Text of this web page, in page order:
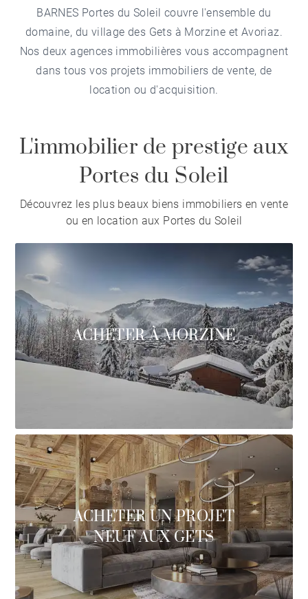
BARNES Portes du Soleil couvre l'ensemble du
domaine, du village des Gets à Morzine et Avoriaz.
Nos deux agences immobilières vous accompagnent
dans tous vos projets immobiliers de vente, de
location ou d'acquisition.
L'immobilier de prestige aux
Portes du Soleil
Découvrez les plus beaux biens immobiliers en vente
ou en location aux Portes du Soleil
ACHETER À MORZINE
ACHETER UN PROJET
NEUF AUX GETS